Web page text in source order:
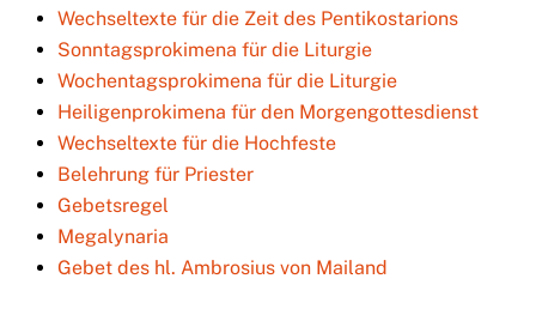
Wechseltexte für die Zeit des Pentikostarions
Sonntagsprokimena für die Liturgie
Wochentagsprokimena für die Liturgie
Heiligenprokimena für den Morgengottesdienst
Wechseltexte für die Hochfeste
Belehrung für Priester
Gebetsregel
Megalynaria
Gebet des hl. Ambrosius von Mailand